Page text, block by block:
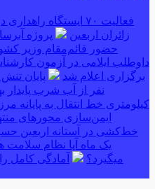
فعالیت ۷۰ ایستگاه
زائران اربعین
پروژه
حضور قائم‌مقام وزیر
برگزاری اعلام شد
نفر از آب شرب پایدار
کیلومتری خط انتقال به پایانه
ایمن‌سازی محورهای
خط‌کشی در آستانه اربعین
یک ماه آیا نظام سلامت
میگیرد؟
آمادگی کامل